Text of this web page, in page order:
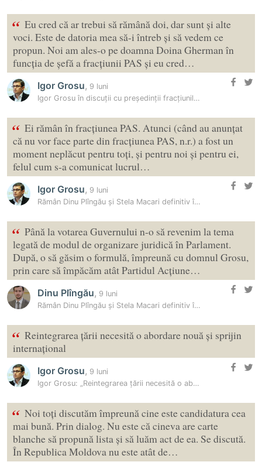
“ Eu cred că ar trebui să rămână doi, dar sunt și alte
voci. Este de datoria mea să-i întreb și să vedem ce
propun. Noi am ales-o pe doamna Doina Gherman în
funcția de șefă a fracțiunii PAS și eu cred…
Igor Grosu, 9 luni
Igor Grosu în discuții cu președinții fracțiunilor parlamentare
“ Ei rămân în fracțiunea PAS. Atunci (când au anunțat
că nu vor face parte din fracțiunea PAS, n.r.) a fost un
moment neplăcut pentru toți, și pentru noi și pentru ei,
felul cum s-a comunicat lucrul…
Igor Grosu, 9 luni
Rămân Dinu Plîngău și Stela Macari definitiv în fracțiunea PAS? Ce…
“ Până la votarea Guvernului n-o să revenim la tema
legată de modul de organizare juridică în Parlament.
După, o să găsim o formulă, împreună cu domnul Grosu,
prin care să împăcăm atât Partidul Acțiune…
Dinu Plîngău, 9 luni
Rămân Dinu Plîngău și Stela Macari definitiv în fracțiunea PAS? Ce…
“ Reintegrarea țării necesită o abordare nouă și sprijin
internațional
Igor Grosu, 9 luni
Igor Grosu: „Reintegrarea țării necesită o abordare nouă și sprijin…
“ Noi toți discutăm împreună cine este candidatura cea
mai bună. Prin dialog. Nu este că cineva are carte
blanche să propună lista și să luăm act de ea. Se discută.
În Republica Moldova nu este atât de…